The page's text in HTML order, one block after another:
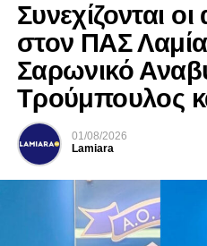
Συνεχίζονται
στον ΠΑΣ
Σαρωνικό
Τρούμπουλος
01/08/2026
Lamiara